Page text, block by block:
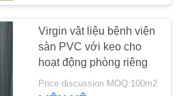
chống
15
Virgin vật liệu bệnh viện
sàn PVC với keo cho
hoạt động phòng riêng
Price discussion MOQ:100m2